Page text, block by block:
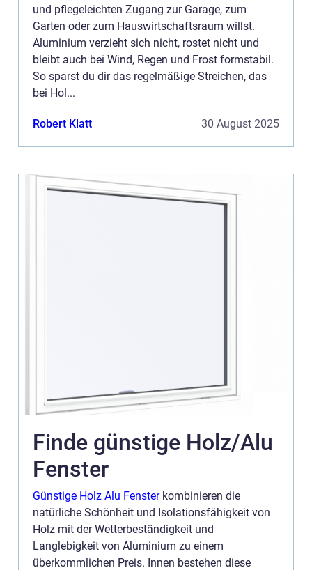
und pflegeleichten Zugang zur Garage, zum
Garten oder zum Hauswirtschaftsraum willst.
Aluminium verzieht sich nicht, rostet nicht und
bleibt auch bei Wind, Regen und Frost formstabil.
So sparst du dir das regelmäßige Streichen, das
bei Hol...
Robert Klatt 30 August 2025
Finde günstige Holz/Alu
Fenster
Günstige Holz Alu Fensterkombinieren die
natürliche Schönheit und Isolationsfähigkeit von
Holz mit der Wetterbeständigkeit und
Langlebigkeit von Aluminium zu einem
überkommlichen Preis. Innen bestehen diese